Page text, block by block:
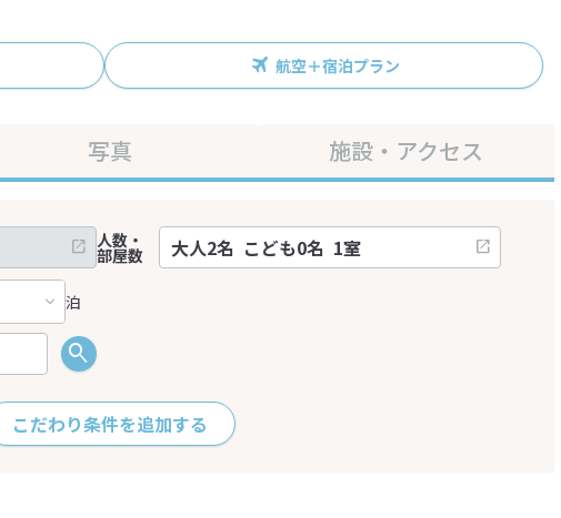
航空＋宿泊プラン
写真 施設・アクセス
泊
人数・
部屋数
こだわり条件を追加する